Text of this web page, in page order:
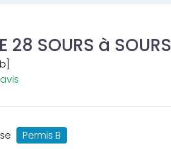
28 SOURS à SOURS
Permis B